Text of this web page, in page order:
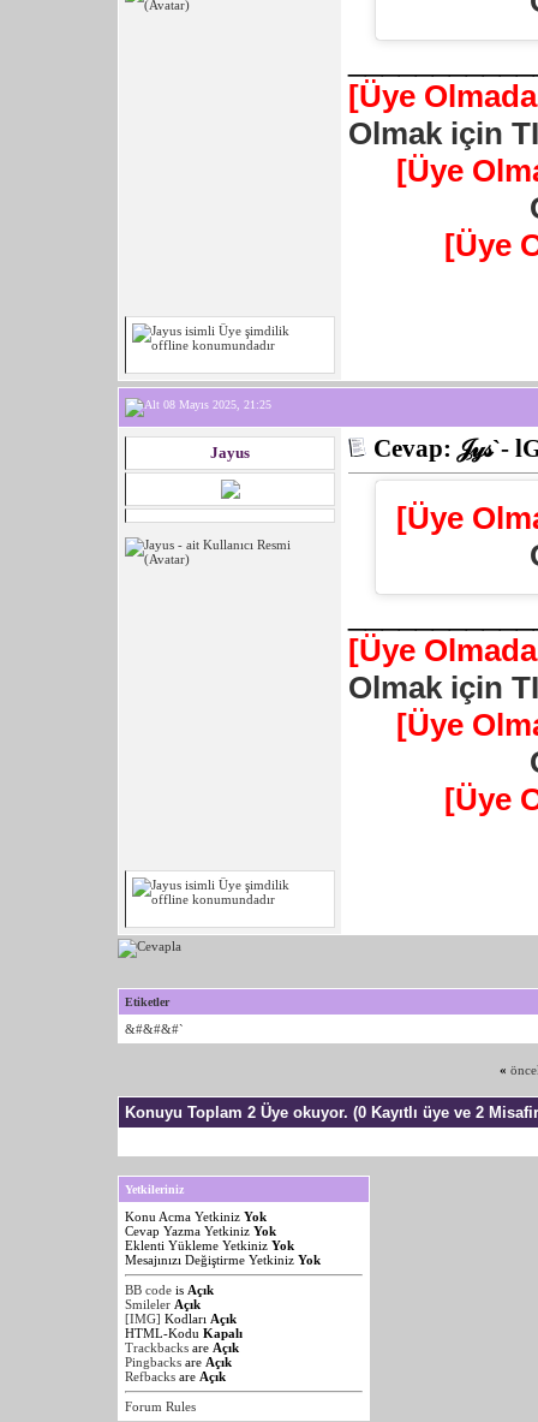
[Üye
Olmak için
[Üye
[Üye
08 Mayıs 2025, 21:25
Jayus Cevap: 𝒥𝓎𝓈`-
[Üye
[Üye
Olmak için
[Üye
[Üye
Etiketler
&#&#&#`
«
Konuyu Toplam 2 Üye okuyor. (0 Kayıtlı üye ve 2
Yetkileriniz
Konu Acma Yetkiniz Yok
Cevap Yazma Yetkiniz Yok
Eklenti Yükleme Yetkiniz Yok
Mesajınızı Değiştirme Yetkiniz Yok
BB code is Açık
Smileler Açık
[IMG] Kodları Açık
HTML-Kodu Kapalı
Trackbacks are Açık
Pingbacks are Açık
Refbacks are Açık
Forum Rules